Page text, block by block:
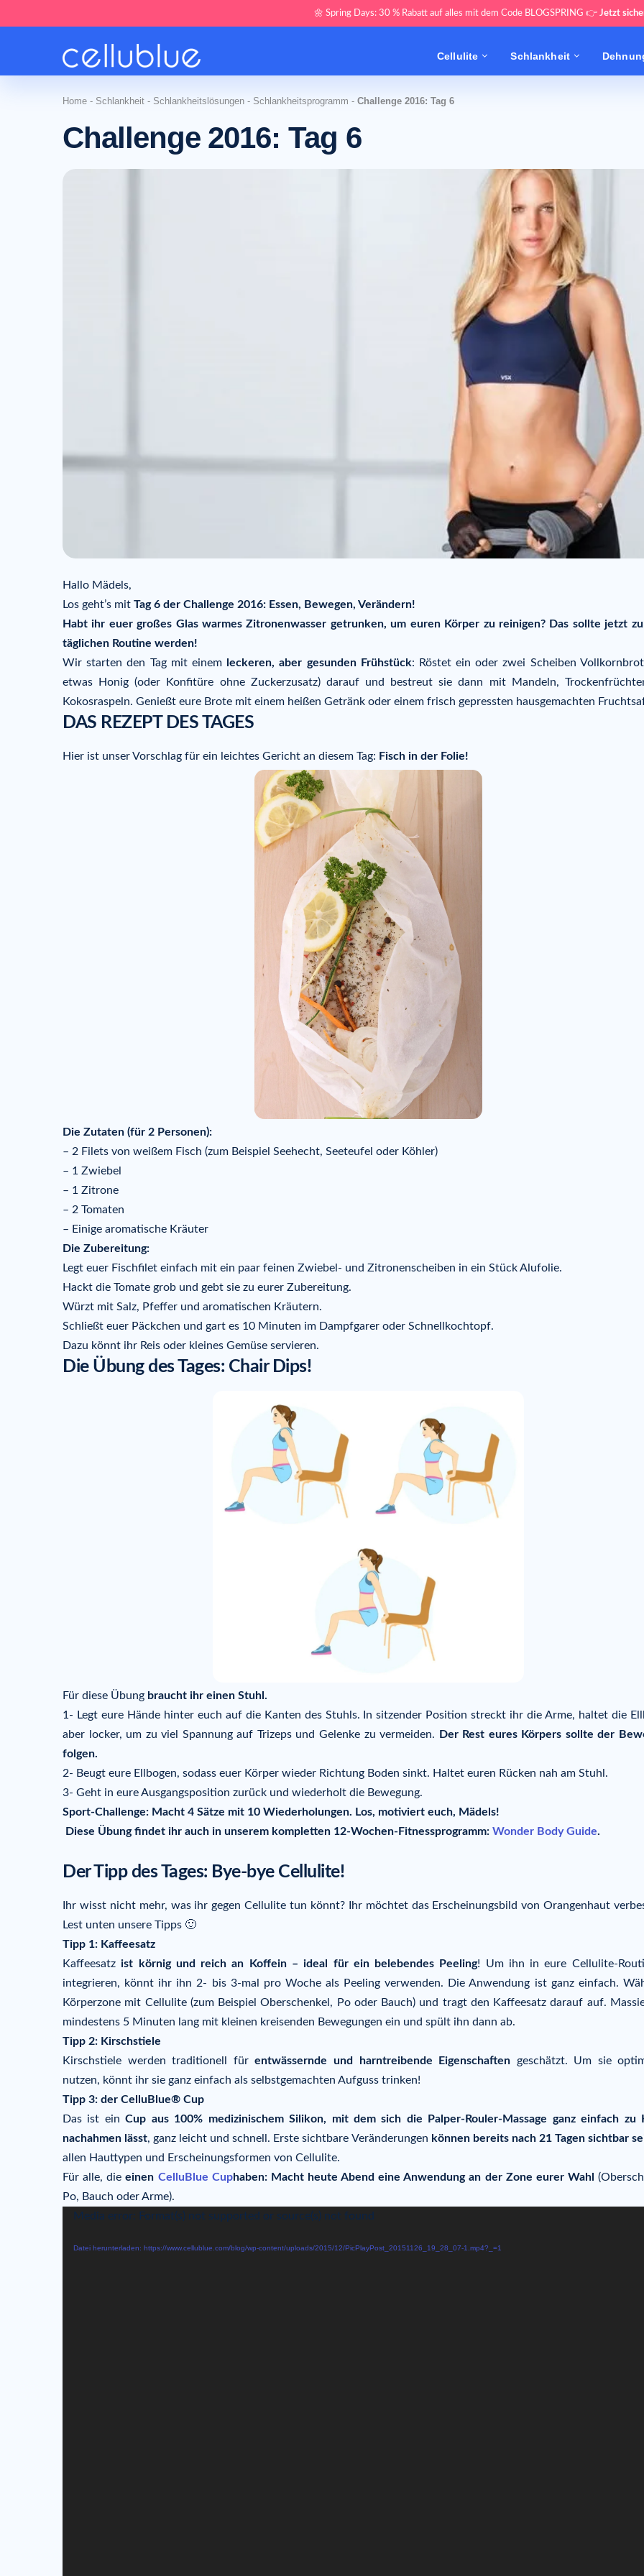
🌼 Spring Days: 30 % Rabatt auf alles mit dem Code BLOGSPRING 👉 Jetzt
Cellulite Schlankheit
Home - Schlankheit - Schlankheitslösungen - Schlankheitsprogramm - Challenge 2016: Tag 6
Challenge 2016: Tag 6
Hallo Mädels,
Los geht’s mit Tag 6 der Challenge 2016: Essen, Bewegen, Verändern!
Habt ihr euer großes Glas warmes Zitronenwasser getrunken, um euren Körper zu reinigen? Das sollte jetzt
täglichen Routine werden!
Wir starten den Tag mit einem
leckeren, aber gesunden Frühstück: Röstet ein oder zwei Scheiben
etwas Honig (oder Konfitüre ohne Zuckerzusatz) darauf und bestreut sie dann mit Mandeln,
Kokosraspeln. Genießt eure Brote mit einem heißen Getränk oder einem frisch gepressten hausgemachten
DAS REZEPT DES TAGES
Hier ist unser Vorschlag für ein leichtes Gericht an diesem Tag: Fisch in der Folie!
Die Zutaten (für 2 Personen):
– 2 Filets von weißem Fisch (zum Beispiel Seehecht, Seeteufel oder Köhler)
– 1 Zwiebel
– 1 Zitrone
– 2 Tomaten
– Einige aromatische Kräuter
Die Zubereitung:
Legt euer Fischfilet einfach mit ein paar feinen Zwiebel- und Zitronenscheiben in ein Stück Alufolie.
Hackt die Tomate grob und gebt sie zu eurer Zubereitung.
Würzt mit Salz, Pfeffer und aromatischen Kräutern.
Schließt euer Päckchen und gart es 10 Minuten im Dampfgarer oder Schnellkochtopf.
Dazu könnt ihr Reis oder kleines Gemüse servieren.
Die Übung des Tages: Chair Dips!
Für diese Übung braucht ihr einen Stuhl.
1- Legt eure Hände hinter euch auf die Kanten des Stuhls. In sitzender Position streckt ihr die Arme, haltet die
aber locker, um zu viel Spannung auf Trizeps und Gelenke zu vermeiden.
Der Rest eures Körpers sollte der
folgen.
2- Beugt eure Ellbogen, sodass euer Körper wieder Richtung Boden sinkt. Haltet euren Rücken nah am Stuhl.
3- Geht in eure Ausgangsposition zurück und wiederholt die Bewegung.
Sport-Challenge: Macht 4 Sätze mit 10 Wiederholungen. Los, motiviert euch, Mädels!
Diese Übung findet ihr auch in unserem kompletten 12-Wochen-Fitnessprogramm: Wonder Body Guide.
Der Tipp des Tages: Bye-bye Cellulite!
Ihr wisst nicht mehr, was ihr gegen Cellulite tun könnt? Ihr möchtet das Erscheinungsbild von Orangenhaut
Lest unten unsere Tipps 🙂
Tipp 1: Kaffeesatz
Kaffeesatzist körnig und reich an Koffein – ideal für ein belebendes Peeling! Um ihn in eure Cellulite-
integrieren, könnt ihr ihn 2- bis 3-mal pro Woche als Peeling verwenden. Die Anwendung ist ganz einfach.
Körperzone mit Cellulite (zum Beispiel Oberschenkel, Po oder Bauch) und tragt den Kaffeesatz darauf auf.
mindestens 5 Minuten lang mit kleinen kreisenden Bewegungen ein und spült ihn dann ab.
Tipp 2: Kirschstiele
Kirschstiele werden traditionell fürentwässernde und harntreibende Eigenschaften geschätzt. Um sie
nutzen, könnt ihr sie ganz einfach als selbstgemachten Aufguss trinken!
Tipp 3: der CelluBlue® Cup
Das ist einCup aus 100% medizinischem Silikon, mit dem sich die Palper-Rouler-Massage ganz einfach zu
nachahmen lässt, ganz leicht und schnell. Erste sichtbare Veränderungen können bereits nach 21 Tagen sichtbar
allen Hauttypen und Erscheinungsformen von Cellulite.
Für alle, dieeinen CelluBlue Cuphaben: Macht heute Abend eine Anwendung an der Zone eurer Wahl
Po, Bauch oder Arme).
Video-
Media error: Format(s) not supported or source(s) not found
Datei herunterladen: https://www.cellublue.com/blog/wp-content/uploads/2015/12/PicPlayPost_20151126_19_28_07-1.mp4?_=1